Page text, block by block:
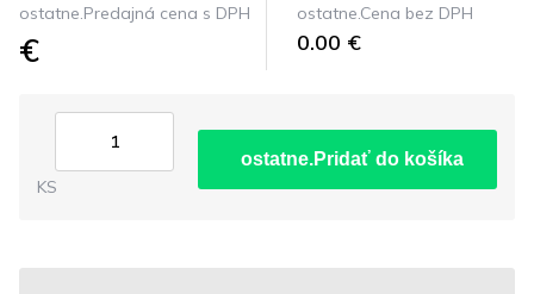
ostatne.Predajná cena s DPH
€
ostatne.Cena bez DPH
0.00 €
KS
ostatne.Pridať do košíka